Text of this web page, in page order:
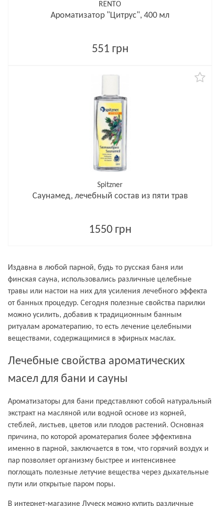
RENTO
Ароматизатор "Цитрус", 400 мл
551 грн
Spitzner
Саунамед, лечебный состав из пяти трав
1550 грн
Издавна в любой парной, будь то русская баня или
финская сауна, использовались различные целебные
травы или настои на них для усиления лечебного эффекта
от банных процедур. Сегодня полезные свойства парилки
можно усилить, добавив к традиционным банным
ритуалам ароматерапию, то есть лечение целебными
веществами, содержащимися в эфирных маслах.
Лечебные свойства ароматических
масел для бани и сауны
Ароматизаторы для бани представляют собой натуральный
экстракт на масляной или водной основе из корней,
стеблей, листьев, цветов или плодов растений. Основная
причина, по которой ароматерапия более эффективна
именно в парной, заключается в том, что горячий воздух и
пар позволяет организму быстрее и интенсивнее
поглощать полезные летучие вещества через дыхательные
пути или открытые паром поры.
В интернет-магазине Луческ можно купить различные